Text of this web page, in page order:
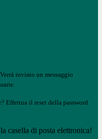
Verrà inviato un messaggio
Effettua il reset della password
casella di posta elettronica!